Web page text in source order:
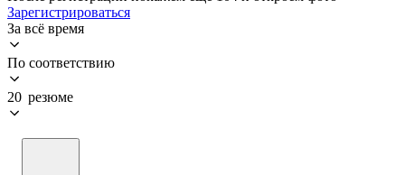
Зарегистрироваться
За всё время
По соответствию
20 резюме